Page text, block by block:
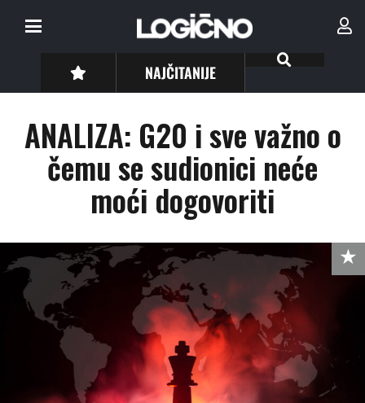
NAJČITANIJE
ANALIZA: G20 i sve važno o
čemu se sudionici neće
moći dogovoriti